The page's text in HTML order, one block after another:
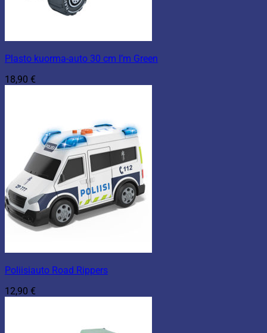
Plasto kuorma-auto 30 cm I’m Green
18,90 €
Poliisiauto Road Rippers
12,90 €